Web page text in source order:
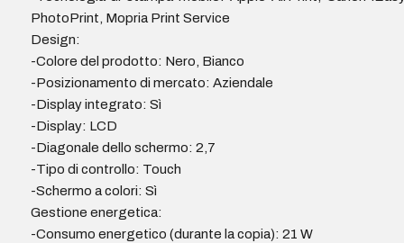
PhotoPrint, Mopria Print Service
Design:
-Colore del prodotto: Nero, Bianco
-Posizionamento di mercato: Aziendale
-Display integrato: Sì
-Display: LCD
-Diagonale dello schermo: 2,7
-Tipo di controllo: Touch
-Schermo a colori: Sì
Gestione energetica:
-Consumo energetico (durante la copia): 21 W